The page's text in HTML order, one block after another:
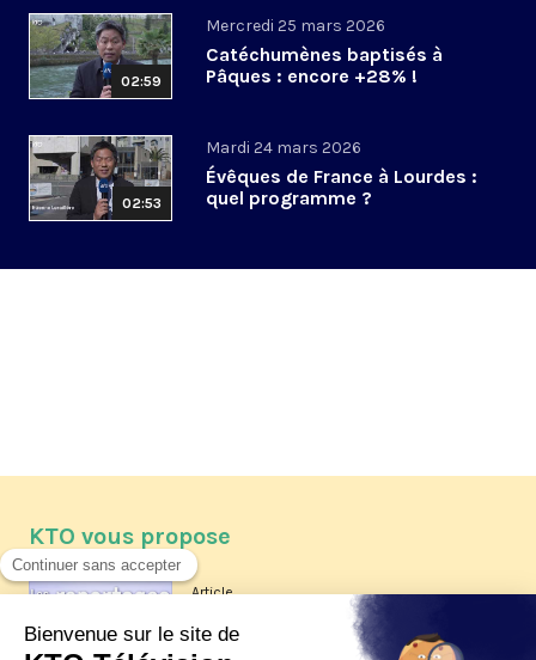
02:59
Mercredi 25 mars 2026
Catéchumènes baptisés à
Pâques : encore +28% !
02:53
Mardi 24 mars 2026
Évêques de France à Lourdes :
quel programme ?
KTO vous propose
Article
Les reportages d'été 2026 de KTO